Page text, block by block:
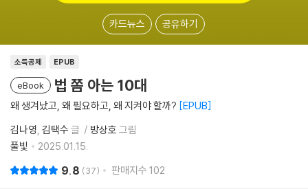
카드뉴스 공유하기
소득공제 EPUB
eBook 법 쫌 아는 10대
왜 생겨났고, 왜 필요하고, 왜 지켜야 할까? EPUB
김나영 김택수 글 방상호 그림
풀빛
2025.01.15.
9.8 37 판매지수 102